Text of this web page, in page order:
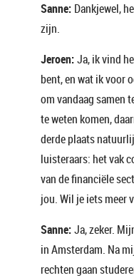
Sanne: Dankjewel,
zijn.
Jeroen:Ja, ik vind
bent, en wat ik voor
om vandaag samen
te weten komen,
derde plaats
luisteraars: het vak
van de financiële
jou. Wil je iets meer
Sanne:Ja, zeker.
in Amsterdam. Na
rechten gaan